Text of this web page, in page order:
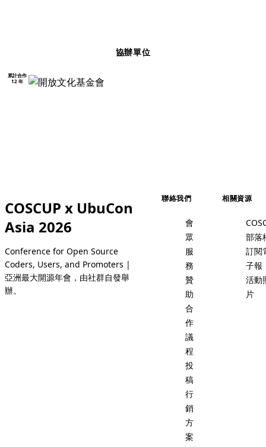
協辦單位
累計合作
12 年
COSCUP x UbuCon
Asia 2026
Conference for Open Source
Coders, Users, and Promoters |
亞洲最大開源年會，由社群自發舉
辦。
聯絡我們
會
眾
服
務
贊
助
合
作
議
程
投
稿
行
銷
方
案
相關資源
部落
訂閱
子報
活動
片